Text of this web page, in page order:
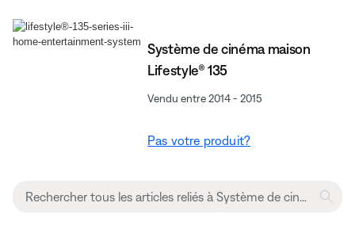
Système de cinéma maison
Lifestyle® 135
Vendu entre 2014 - 2015
Pas votre produit?